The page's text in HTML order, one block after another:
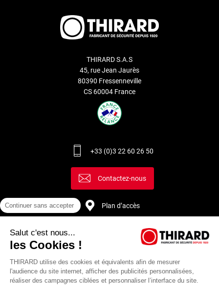
THIRARD S.A.S
45, rue Jean Jaurès
80390 Fressenneville
CS 60004 France
+33 (0)3 22 60 26 50
Contactez-nous
Plan d’accès
Continuer sans accepter
Salut c'est nous...
les Cookies !
THIRARD utilise des cookies et équivalents afin de mesurer
l'audience du site internet, afficher des publicités personnalisées,
réaliser des campagnes ciblées et personnaliser l’interface du site.